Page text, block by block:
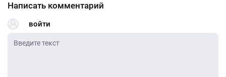
Написать комментарий
войти